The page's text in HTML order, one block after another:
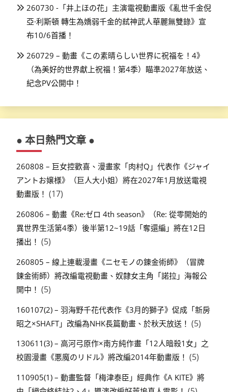
260730 -「井上ほの花」主演電視動畫版《亂世千金倪
亞·利斯頓 轉生為嬌弱千金的弒神武人華麗無雙錄》宣
布10/6首播！
260729 – 動畫《この素晴らしい世界に祝福を！4》
（為美好的世界獻上祝福！第4季）瞄準2027年放送、
紀念PV公開中！
● 本日熱門文章 ●
260808 – 巨女控歡喜、漫畫家「肉村Q」代表作《ジャイ
アントお嬢様》（巨人大小姐）將在2027年1月放送電視
動畫版！ (17)
260806 – 動畫《Re:ゼロ 4th season》（Re: 從零開始的
異世界生活第4季）後半第12~19話「奪還編」將在12日
播出！ (5)
260805 – 線上連載漫畫《ニセモノの錬金術師》（冒牌
鍊金術師）將改編電視動畫、奴隸女主角「諾拉」海報公
開中！ (5)
160107(2) – 羽海野千花代表作《3月的獅子》促成「新房
昭之×SHAFT」改編為NHK長篇動畫、於秋天放送！ (5)
130611(3) – 高河弓原作×南方純作畫「12人暗殺1女」之
校園漫畫《悪魔のリドル》將改編2014年動畫版！ (5)
110905(1) – 動畫監督「梅津泰臣」經典作《A KITE》將